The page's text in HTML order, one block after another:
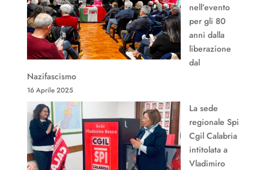
nell’evento
per gli 80
anni dalla
liberazione
dal
Nazifascismo
16 Aprile 2025
La sede
regionale Spi
Cgil Calabria
intitolata a
Vladimiro